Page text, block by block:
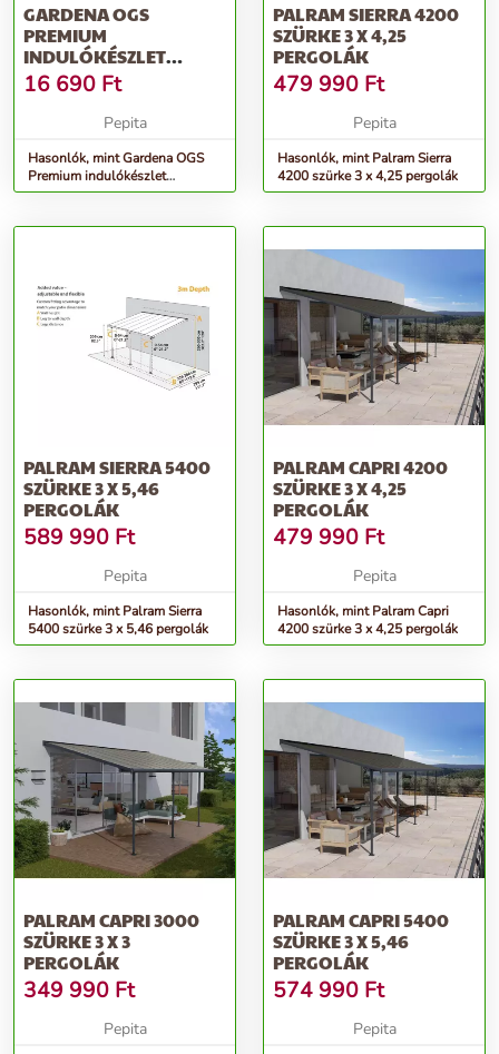
GARDENA OGS
PREMIUM
INDULÓKÉSZLET
LOCSOLÓPISZTOLLYAL -
SZÜRKE-NARANCS
16 690 Ft
Pepita
Hasonlók, mint Gardena OGS
Premium indulókészlet
Locsolópisztollyal - szürke-
PALRAM SIERRA 4200
SZÜRKE 3 X 4,25
PERGOLÁK
479 990 Ft
Pepita
Hasonlók, mint Palram Sierra
4200 szürke 3 x 4,25 pergolák
PALRAM SIERRA 5400
SZÜRKE 3 X 5,46
PERGOLÁK
589 990 Ft
Pepita
Hasonlók, mint Palram Sierra
5400 szürke 3 x 5,46 pergolák
PALRAM CAPRI 4200
SZÜRKE 3 X 4,25
PERGOLÁK
479 990 Ft
Pepita
Hasonlók, mint Palram Capri
4200 szürke 3 x 4,25 pergolák
PALRAM CAPRI 3000
SZÜRKE 3 X 3
PERGOLÁK
349 990 Ft
Pepita
PALRAM CAPRI 5400
SZÜRKE 3 X 5,46
PERGOLÁK
574 990 Ft
Pepita